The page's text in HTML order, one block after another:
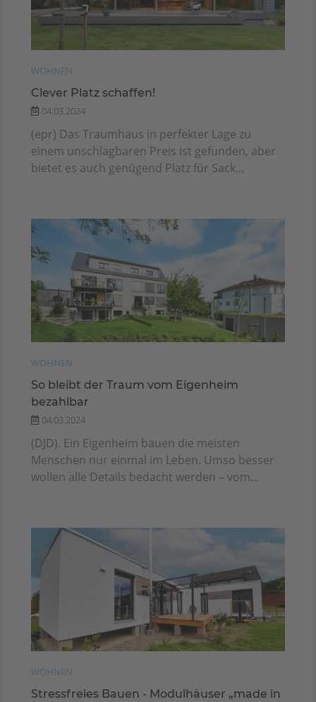
WOHNEN
Clever Platz schaffen!
04.03.2024
(epr) Das Traumhaus in perfekter Lage zu
einem unschlagbaren Preis ist gefunden, aber
bietet es auch genügend Platz für Sack...
WOHNEN
So bleibt der Traum vom Eigenheim
bezahlbar
04.03.2024
(DJD). Ein Eigenheim bauen die meisten
Menschen nur einmal im Leben. Umso besser
wollen alle Details bedacht werden – vom...
WOHNEN
Stressfreies Bauen - Modulhäuser „made in